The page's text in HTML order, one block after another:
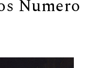
Numero